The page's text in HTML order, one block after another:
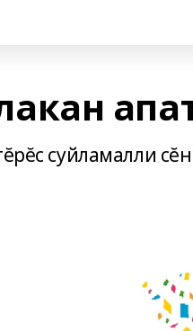
суйламалли